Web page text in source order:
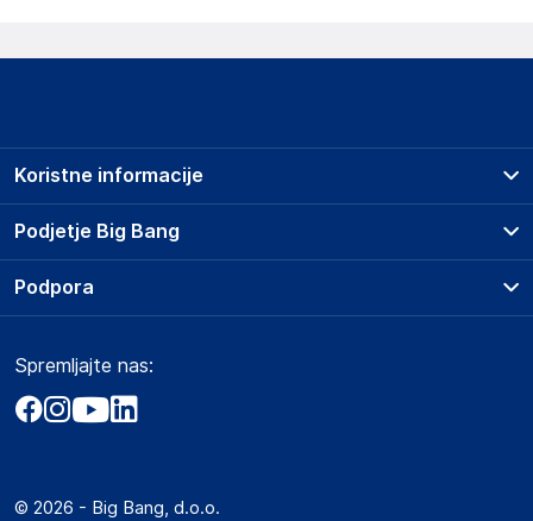
Podjetje Big Bang
O podjetju
Obvestila za javnost
Akt o digitalnih storitvah
Marketplace za partnerje
Koristne informacije
Prodajna mesta
Storitve
Dostava, vnos in odvoz
Zavarovanje izdelkov
Podpora
Marketplace
Kako oddati naročilo?
Spremljajte nas:
© 2026 - Big Bang, d.o.o.